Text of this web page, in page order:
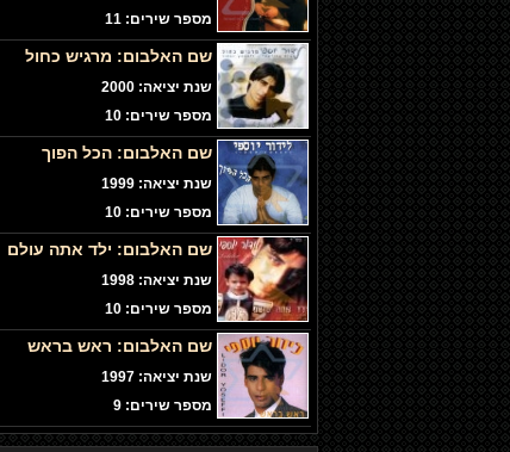
מספר שירים: 11
שם האלבום: מרגיש כחול
שנת יציאה: 2000
מספר שירים: 10
שם האלבום: הכל הפוך
שנת יציאה: 1999
מספר שירים: 10
שם האלבום: ילד אתה עולם
שנת יציאה: 1998
מספר שירים: 10
שם האלבום: ראש בראש
שנת יציאה: 1997
מספר שירים: 9